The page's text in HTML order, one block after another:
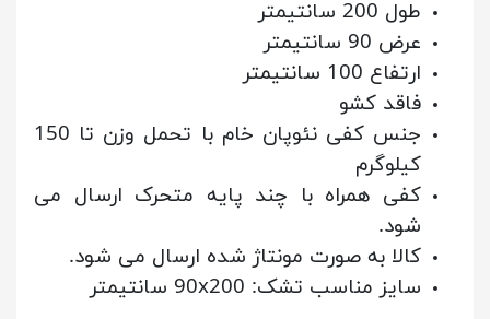
طول 200 سانتیمتر
عرض 90 سانتیمتر
ارتفاع 100 سانتیمتر
فاقد کشو
جنس کفی نئوپان خام با تحمل وزن تا 150
کیلوگرم
کفی همراه با چند پایه متحرک ارسال می
شود.
کالا به صورت مونتاژ شده ارسال می شود.
سایز مناسب تشک: 90x200 سانتیمتر